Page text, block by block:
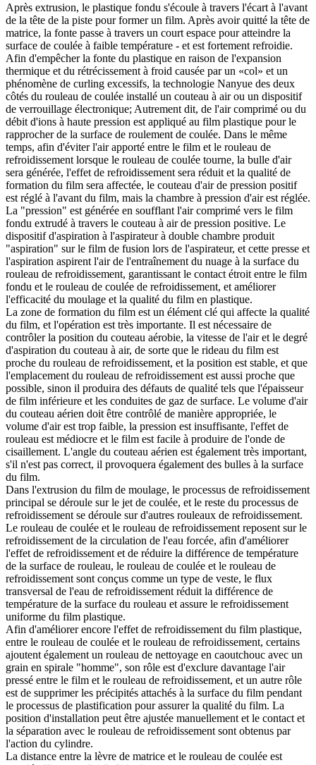
Après extrusion, le plastique fondu s'écoule à travers l'écart à l'avant
de la tête de la piste pour former un film. Après avoir quitté la tête de
matrice, la fonte passe à travers un court espace pour atteindre la
surface de coulée à faible température - et est fortement refroidie.
Afin d'empêcher la fonte du plastique en raison de l'expansion
thermique et du rétrécissement à froid causée par un «col» et un
phénomène de curling excessifs, la technologie Nanyue des deux
côtés du rouleau de coulée installé un couteau à air ou un dispositif
de verrouillage électronique; Autrement dit, de l'air comprimé ou du
débit d'ions à haute pression est appliqué au film plastique pour le
rapprocher de la surface de roulement de coulée. Dans le même
temps, afin d'éviter l'air apporté entre le film et le rouleau de
refroidissement lorsque le rouleau de coulée tourne, la bulle d'air
sera générée, l'effet de refroidissement sera réduit et la qualité de
formation du film sera affectée, le couteau d'air de pression positif
est réglé à l'avant du film, mais la chambre à pression d'air est réglée.
La "pression" est générée en soufflant l'air comprimé vers le film
fondu extrudé à travers le couteau à air de pression positive. Le
dispositif d'aspiration à l'aspirateur à double chambre produit
"aspiration" sur le film de fusion lors de l'aspirateur, et cette presse et
l'aspiration aspirent l'air de l'entraînement du nuage à la surface du
rouleau de refroidissement, garantissant le contact étroit entre le film
fondu et le rouleau de coulée de refroidissement, et améliorer
l'efficacité du moulage et la qualité du film en plastique.
La zone de formation du film est un élément clé qui affecte la qualité
du film, et l'opération est très importante. Il est nécessaire de
contrôler la position du couteau aérobie, la vitesse de l'air et le degré
d'aspiration du couteau à air, de sorte que le rideau du film est
proche du rouleau de refroidissement, et la position est stable, et que
l'emplacement du rouleau de refroidissement est aussi proche que
possible, sinon il produira des défauts de qualité tels que l'épaisseur
de film inférieure et les conduites de gaz de surface. Le volume d'air
du couteau aérien doit être contrôlé de manière appropriée, le
volume d'air est trop faible, la pression est insuffisante, l'effet de
rouleau est médiocre et le film est facile à produire de l'onde de
cisaillement. L'angle du couteau aérien est également très important,
s'il n'est pas correct, il provoquera également des bulles à la surface
du film.
Dans l'extrusion du film de moulage, le processus de refroidissement
principal se déroule sur le jet de coulée, et le reste du processus de
refroidissement se déroule sur d'autres rouleaux de refroidissement.
Le rouleau de coulée et le rouleau de refroidissement reposent sur le
refroidissement de la circulation de l'eau forcée, afin d'améliorer
l'effet de refroidissement et de réduire la différence de température
de la surface de rouleau, le rouleau de coulée et le rouleau de
refroidissement sont conçus comme un type de veste, le flux
transversal de l'eau de refroidissement réduit la différence de
température de la surface du rouleau et assure le refroidissement
uniforme du film plastique.
Afin d'améliorer encore l'effet de refroidissement du film plastique,
entre le rouleau de coulée et le rouleau de refroidissement, certains
ajoutent également un rouleau de nettoyage en caoutchouc avec un
grain en spirale "homme", son rôle est d'exclure davantage l'air
pressé entre le film et le rouleau de refroidissement, et un autre rôle
est de supprimer les précipités attachés à la surface du film pendant
le processus de plastification pour assurer la qualité du film. La
position d'installation peut être ajustée manuellement et le contact et
la séparation avec le rouleau de refroidissement sont obtenus par
l'action du cylindre.
La distance entre la lèvre de matrice et le rouleau de coulée est